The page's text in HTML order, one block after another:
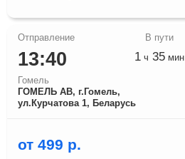
13:40
Гомель
ГОМЕЛЬ АВ, г.Гомель,
ул.Курчатова 1, Беларусь
1 ч 35 мин
от 499 р.